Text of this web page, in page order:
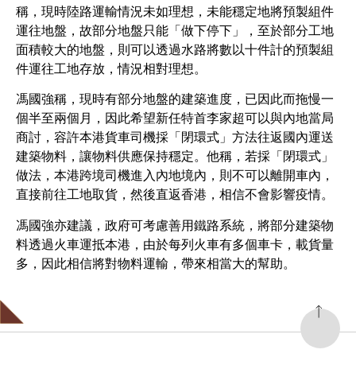
稱，現時陸路運輸情況未如理想，未能穩定地將預製組件
運往地盤，故部分地盤只能「做下停下」，至於部分工地
面積較大的地盤，則可以透過水路將數以十件計的預製組
件運往工地存放，情況相對理想。
馮國強稱，現時有部分地盤的建築進度，已因此而拖慢一
個半至兩個月，因此希望新任特首李家超可以與內地當局
商討，容許本港貨車司機採「閉環式」方法往返國內運送
建築物料，讓物料供應保持穩定。他稱，若採「閉環式」
做法，本港跨境司機進入內地境內，則不可以離開車內，
直接前往工地取貨，然後直返香港，相信不會影響疫情。
馮國強亦建議，政府可考慮善用鐵路系統，將部分建築物
料透過火車運抵本港，由於每列火車有多個車卡，載貨量
多，因此相信將對物料運輸，帶來相當大的幫助。